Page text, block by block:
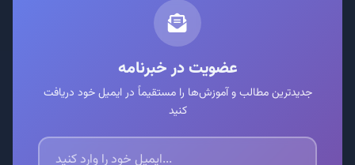
عضویت در خبرنامه
جدیدترین مطالب و آموزش‌ها را مستقیماً در ایمیل خود دریافت
کنید